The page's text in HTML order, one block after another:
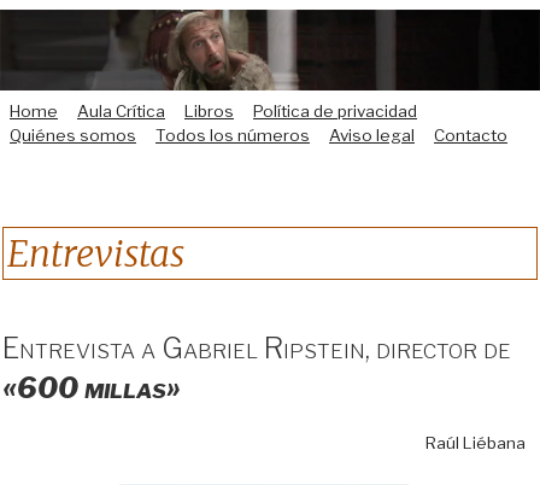
Home Aula Crítica Libros
Política de privacidad
Quiénes somos
Todos los números Aviso legal Contacto
Entrevistas
Entrevista a Gabriel Ripstein, director de
«600 millas»
Raúl Liébana